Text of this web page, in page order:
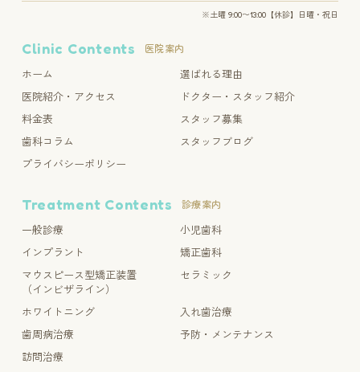
※土曜 9:00〜13:00【休診】日曜・祝日
Clinic Contents 医院案内
ホーム
選ばれる理由
医院紹介・アクセス
ドクター・スタッフ紹介
料金表
スタッフ募集
歯科コラム
スタッフブログ
プライバシーポリシー
Treatment Contents 診療案内
一般診療
小児歯科
インプラント
矯正歯科
マウスピース型矯正装置
（インビザライン）
セラミック
ホワイトニング
入れ歯治療
歯周病治療
予防・メンテナンス
訪問治療